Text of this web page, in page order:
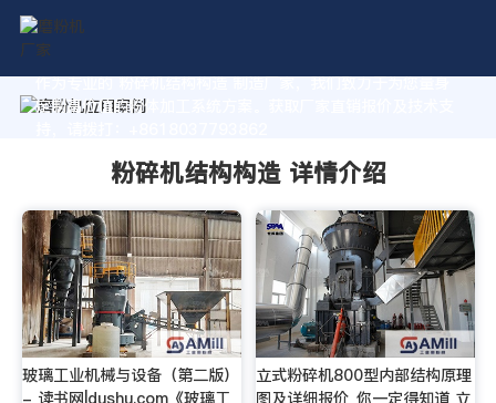
作为专业的 粉碎机结构构造 制造厂家，我们致力于为您量身
定制高价值的粉体加工系统方案。获取厂家直销报价及技术支
粉碎机结构构造 详情介绍
玻璃工业机械与设备（第二版）
立式粉碎机800型内部结构原理